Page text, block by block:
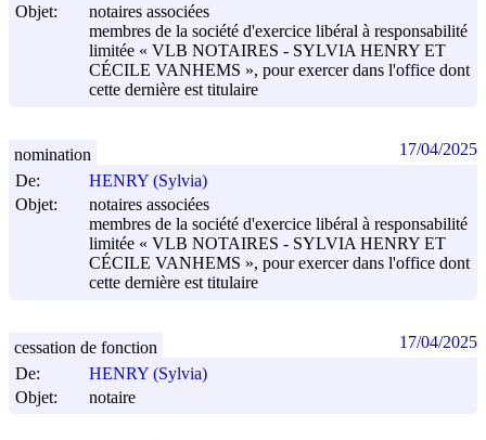
Objet:
notaires associées
membres de la société d'exercice libéral à responsabilité
limitée « VLB NOTAIRES - SYLVIA HENRY ET
CÉCILE VANHEMS », pour exercer dans l'office dont
cette dernière est titulaire
De:
HENRY (Sylvia)
Objet:
notaires associées
membres de la société d'exercice libéral à responsabilité
limitée « VLB NOTAIRES - SYLVIA HENRY ET
CÉCILE VANHEMS », pour exercer dans l'office dont
cette dernière est titulaire
nomination 17/04/2025
De:
HENRY (Sylvia)
Objet:
notaire
cessation de fonction 17/04/2025